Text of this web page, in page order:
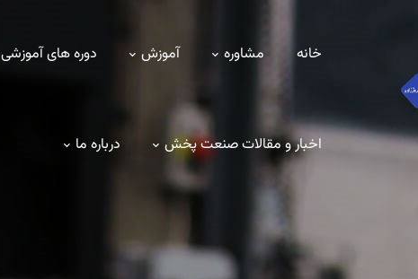
خانه مشاوره آموزش دوره های آموزشی
اخبار و مقالات صنعت پخش درباره ما